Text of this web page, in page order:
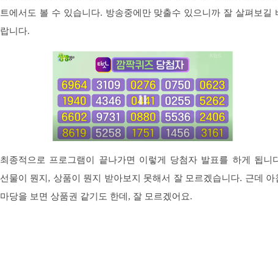
트에서도 볼 수 있습니다. 방송중에만 맞출수 있으니까 잘 살펴보길
랍니다.
최종적으로 프로그램이 끝나가면 이렇게 당첨자 발표를 하게 됩니
선물이 뭔지, 상품이 뭔지 받아보지 못해서 잘 모르겠습니다. 근데 아
마당을 보면 상품권 같기도 한데, 잘 모르겠어요.